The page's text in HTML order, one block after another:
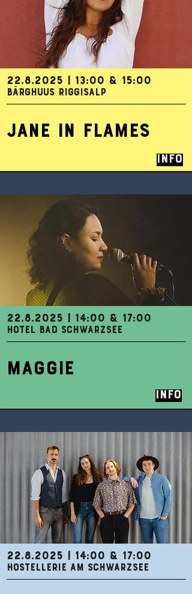
22.8.2025 | 13:00 & 15:00
JANE IN FLAMES
BÄRGHUUS RIGGISALP
22.8.2025 | 14:00 & 17:00
MAGGIE
HOTEL BAD SCHWARZSEE
22.8.2025 | 14:00 & 17:00
HOSTELLERIE AM SCHWARZSEE
Info
Info